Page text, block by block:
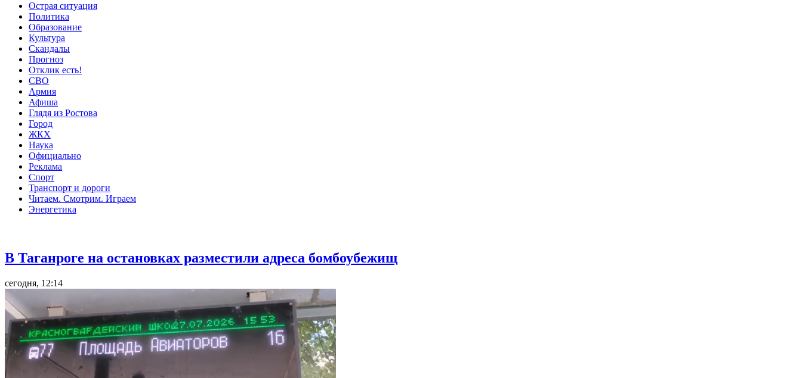
Острая ситуация
Политика
Образование
Культура
Скандалы
Прогноз
Отклик есть!
СВО
Армия
Афиша
Глядя из Ростова
Город
ЖКХ
Наука
Официально
Реклама
Спорт
Транспорт и дороги
Читаем. Смотрим. Играем
Энергетика
В Таганроге на остановках разместили адреса бомбоубежищ
сегодня, 12:14